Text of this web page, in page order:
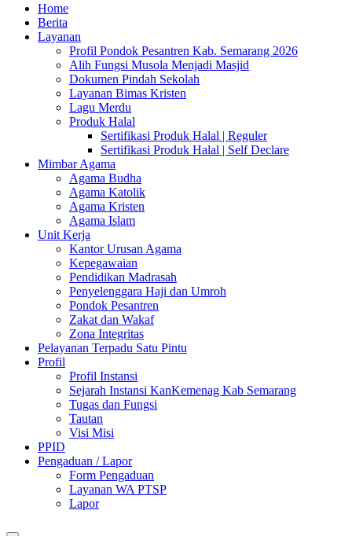
Home
Berita
Layanan
Profil Pondok Pesantren Kab. Semarang 2026
Alih Fungsi Musola Menjadi Masjid
Dokumen Pindah Sekolah
Layanan Bimas Kristen
Lagu Merdu
Produk Halal
Sertifikasi Produk Halal | Reguler
Sertifikasi Produk Halal | Self Declare
Mimbar Agama
Agama Budha
Agama Katolik
Agama Kristen
Agama Islam
Unit Kerja
Kantor Urusan Agama
Kepegawaian
Pendidikan Madrasah
Penyelenggara Haji dan Umroh
Pondok Pesantren
Zakat dan Wakaf
Zona Integritas
Pelayanan Terpadu Satu Pintu
Profil
Profil Instansi
Sejarah Instansi KanKemenag Kab Semarang
Tugas dan Fungsi
Tautan
Visi Misi
PPID
Pengaduan / Lapor
Form Pengaduan
Layanan WA PTSP
Lapor